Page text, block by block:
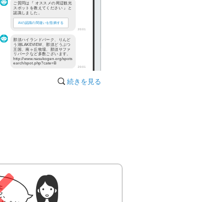
ご質問は『 オススメの周辺観光
スポットを教えてください 』と
認識しました。
AIの認識の間違いを指摘する
20:01
那須ハイランドパーク、りんど
う湖LAKEVIEW、那須どうぶつ
王国、南ヶ丘牧場、那須サファ
リパークなど多数ございます。
http://www.nasukogen.org/spots
earch/spot.php?cate=B
20:01
続きを見る